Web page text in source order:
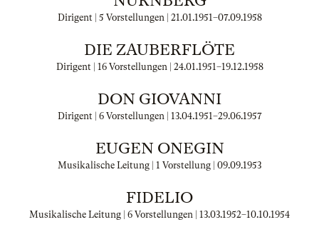
Dirigent | 5 Vorstellungen | 21.01.1951–07.09.1958
DIE ZAUBERFLÖTE
Dirigent | 16 Vorstellungen | 24.01.1951–19.12.1958
DON GIOVANNI
Dirigent | 6 Vorstellungen | 13.04.1951–29.06.1957
EUGEN ONEGIN
Musikalische Leitung | 1 Vorstellung | 09.09.1953
FIDELIO
Musikalische Leitung | 6 Vorstellungen | 13.03.1952–10.10.1954